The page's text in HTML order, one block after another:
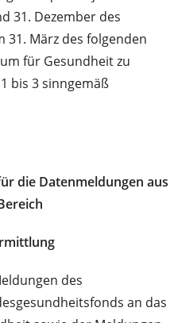
31. Dezember des
31. März des folgenden
für Gesundheit zu
bis 3 sinngemäß
die Datenmeldungen aus
des
an das